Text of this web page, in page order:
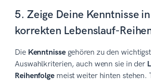
5. Zeige Deine Kenntnisse
korrekten Lebenslauf-
Die Kenntnissegehören zu den
Auswahlkriterien, auch wenn sie in der
Reihenfolgemeist weiter hinten stehen.